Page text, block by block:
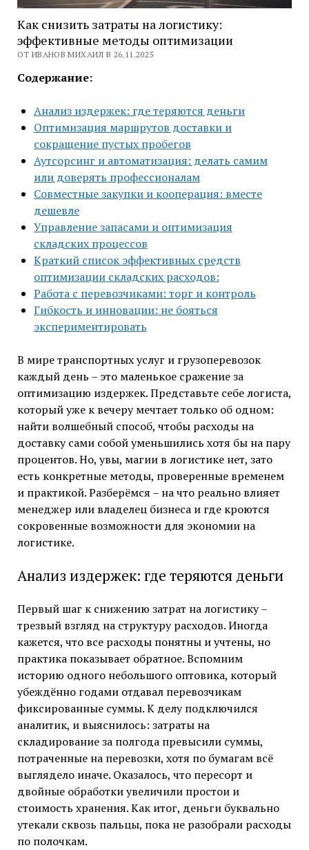
Как снизить затраты на логистику:
эффективные методы оптимизации
ОТ ИВАНОВ МИХАИЛ В 26.11.2025
Содержание:
Анализ издержек: где теряются деньги
Оптимизация маршрутов доставки и
сокращение пустых пробегов
Аутсорсинг и автоматизация: делать самим
или доверять профессионалам
Совместные закупки и кооперация: вместе
дешевле
Управление запасами и оптимизация
складских процессов
Краткий список эффективных средств
оптимизации складских расходов:
Работа с перевозчиками: торг и контроль
Гибкость и инновации: не бояться
экспериментировать
В мире транспортных услуг и грузоперевозок
каждый день – это маленькое сражение за
оптимизацию издержек. Представьте себе логиста,
который уже к вечеру мечтает только об одном:
найти волшебный способ, чтобы расходы на
доставку сами собой уменьшились хотя бы на пару
процентов. Но, увы, магии в логистике нет, зато
есть конкретные методы, проверенные временем
и практикой. Разберёмся – на что реально влияет
менеджер или владелец бизнеса и где кроются
сокровенные возможности для экономии на
логистике.
Анализ издержек: где теряются деньги
Первый шаг к снижению затрат на логистику –
трезвый взгляд на структуру расходов. Иногда
кажется, что все расходы понятны и учтены, но
практика показывает обратное. Вспомним
историю одного небольшого оптовика, который
убеждённо годами отдавал перевозчикам
фиксированные суммы. К делу подключился
аналитик, и выяснилось: затраты на
складирование за полгода превысили суммы,
потраченные на перевозки, хотя по бумагам всё
выглядело иначе. Оказалось, что пересорт и
двойные обработки увеличили простои и
стоимость хранения. Как итог, деньги буквально
утекали сквозь пальцы, пока не разобрали расходы
по полочкам.